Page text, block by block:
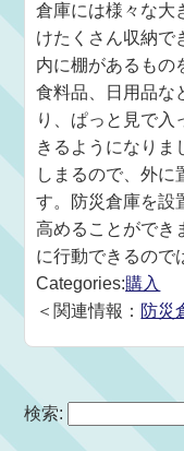
倉庫には様々な大
けたくさん収納で
内に棚があるもの
食料品、日用品な
り、ぱっと見で入
きるようになりま
しまるので、外に
す。防災倉庫を設
高めることができ
に行動できるので
Categories:購入
＜関連情報： 防災
検索: